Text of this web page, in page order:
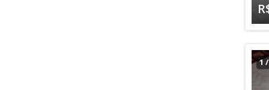
1/